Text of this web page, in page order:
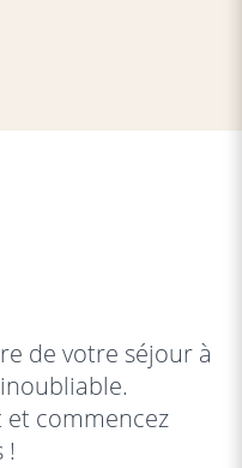
de votre séjour à
et commencez
!